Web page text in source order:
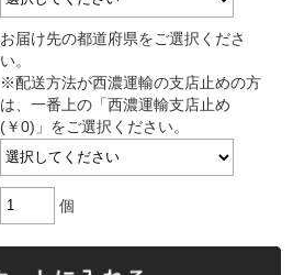
お届け先の都道府県をご選択くださ
い。
※配送方法が西濃運輸の支店止めの方
は、一番上の「西濃運輸支店止め
(￥0)」をご選択ください。
個